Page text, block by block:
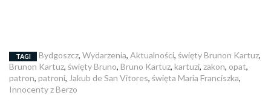
TAGI Bydgoszcz, Wydarzenia, Aktualności, święty Brunon Kartuz,
Brunon Kartuz, święty Bruno, Bruno Kartuz, kartuzi, zakon, opat,
patron, patroni, Jakub de San Vitores, święta Maria Franciszka,
Innocenty z Berzo